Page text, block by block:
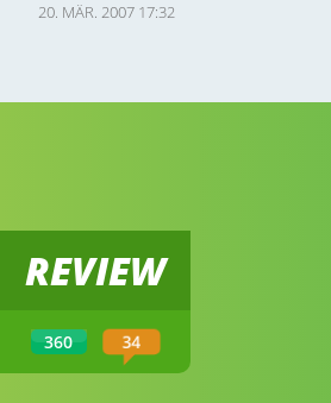
20. MÄR. 2007 17:32
REVIEW
360 34